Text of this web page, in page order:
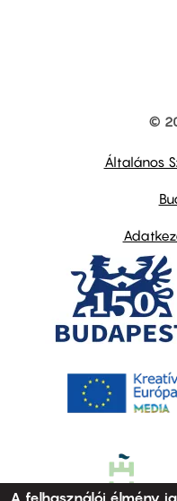
©
Általános
A felhasználói élmény